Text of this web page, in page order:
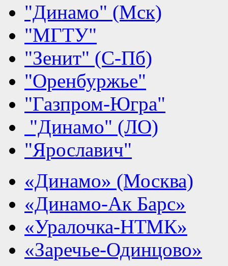
"Динамо" (Мск)
"МГТУ"
"Зенит" (С-Пб)
"Оренбуржье"
"Газпром-Югра"
"Динамо" (ЛО)
"Ярославич"
«Динамо» (Москва)
«Динамо-Ак Барс»
«Уралочка-НТМК»
«Заречье-Одинцово»